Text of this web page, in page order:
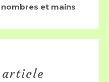
et mains
article